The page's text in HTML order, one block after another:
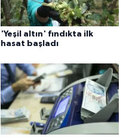
'Yeşil altın' fındıkta ilk
hasat başladı